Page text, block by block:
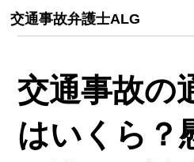
交通事故弁護士ALG
交通事故の
はいくら？